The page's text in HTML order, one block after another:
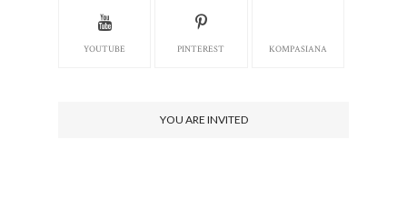
YOUTUBE PINTEREST KOMPASIANA
YOU ARE INVITED